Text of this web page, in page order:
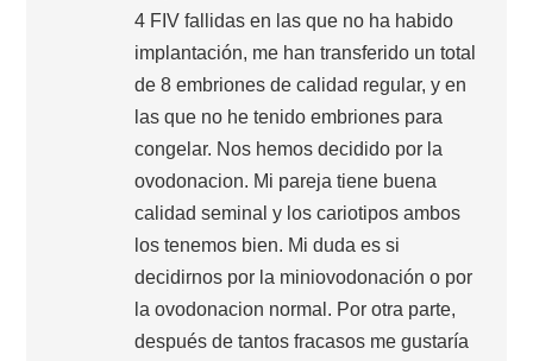
4 FIV fallidas en las que no ha habido
implantación, me han transferido un total
de 8 embriones de calidad regular, y en
las que no he tenido embriones para
congelar. Nos hemos decidido por la
ovodonacion. Mi pareja tiene buena
calidad seminal y los cariotipos ambos
los tenemos bien. Mi duda es si
decidirnos por la miniovodonación o por
la ovodonacion normal. Por otra parte,
después de tantos fracasos me gustaría